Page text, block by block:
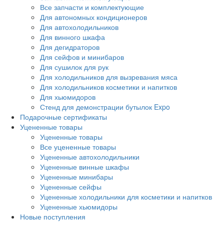
Все запчасти и комплектующие
Для автономных кондиционеров
Для автохолодильников
Для винного шкафа
Для дегидраторов
Для сейфов и минибаров
Для сушилок для рук
Для холодильников для вызревания мяса
Для холодильников косметики и напитков
Для хьюмидоров
Стенд для демонстрации бутылок Expo
Подарочные сертификаты
Уцененные товары
Уцененные товары
Все уцененные товары
Уцененные автохолодильники
Уцененные винные шкафы
Уцененные минибары
Уцененные сейфы
Уцененные холодильники для косметики и напитков
Уцененные хьюмидоры
Новые поступления